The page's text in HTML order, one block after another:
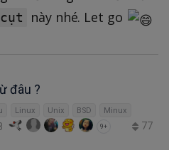
này nhé. Let go
đâu ?
Linux Unix BSD Minux
9+ 77